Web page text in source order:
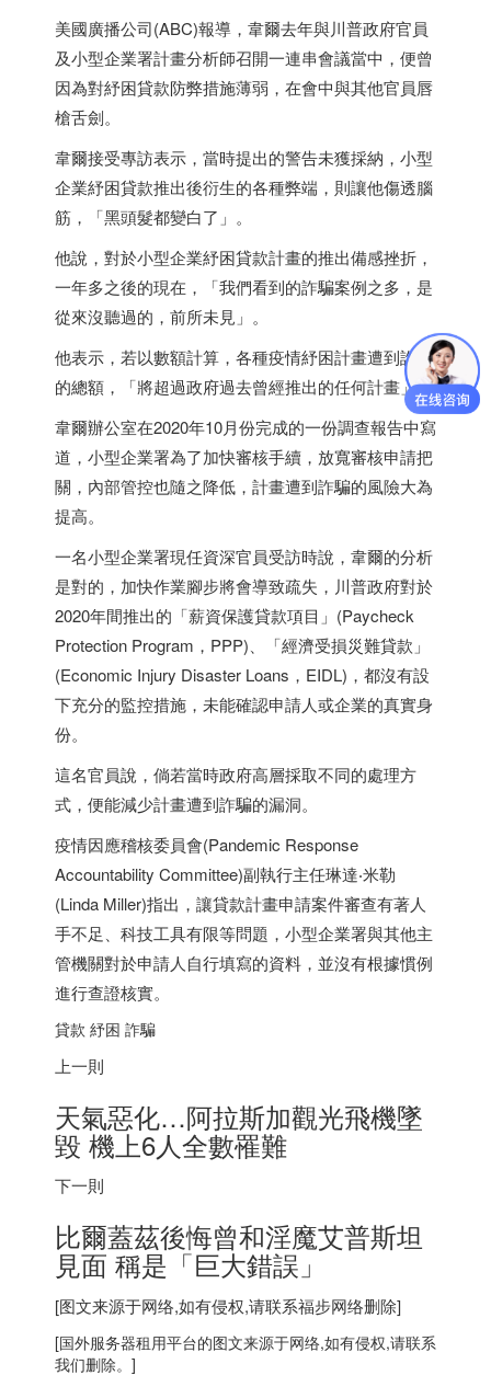
美國廣播公司(ABC)報導，韋爾去年與川普政府官員
及小型企業署計畫分析師召開一連串會議當中，便曾
因為對紓困貸款防弊措施薄弱，在會中與其他官員唇
槍舌劍。
韋爾接受專訪表示，當時提出的警告未獲採納，小型
企業紓困貸款推出後衍生的各種弊端，則讓他傷透腦
筋，「黑頭髮都變白了」。
他說，對於小型企業紓困貸款計畫的推出備感挫折，
一年多之後的現在，「我們看到的詐騙案例之多，是
從來沒聽過的，前所未見」。
他表示，若以數額計算，各種疫情紓困計畫遭到詐騙
的總額，「將超過政府過去曾經推出的任何計畫」。
韋爾辦公室在2020年10月份完成的一份調查報告中寫
道，小型企業署為了加快審核手續，放寬審核申請把
關，內部管控也隨之降低，計畫遭到詐騙的風險大為
提高。
一名小型企業署現任資深官員受訪時說，韋爾的分析
是對的，加快作業腳步將會導致疏失，川普政府對於
2020年間推出的「薪資保護貸款項目」(Paycheck
Protection Program，PPP)、「經濟受損災難貸款」
(Economic Injury Disaster Loans，EIDL)，都沒有設
下充分的監控措施，未能確認申請人或企業的真實身
份。
這名官員說，倘若當時政府高層採取不同的處理方
式，便能減少計畫遭到詐騙的漏洞。
疫情因應稽核委員會(Pandemic Response
Accountability Committee)副執行主任琳達‧米勒
(Linda Miller)指出，讓貸款計畫申請案件審查有著人
手不足、科技工具有限等問題，小型企業署與其他主
管機關對於申請人自行填寫的資料，並沒有根據慣例
進行查證核實。
貸款 紓困 詐騙
上一則
天氣惡化…阿拉斯加觀光飛機墜
毀 機上6人全數罹難
下一則
比爾蓋茲後悔曾和淫魔艾普斯坦
見面 稱是「巨大錯誤」
[图文来源于网络,如有侵权,请联系福步网络删除]
[国外服务器租用平台的图文来源于网络,如有侵权,请联系
我们删除。]